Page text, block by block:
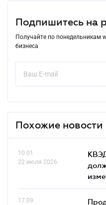
Подпишитесь на
Получайте по понедельникам
бизнеса
Похожие новости
10.01
22 июля 2026
17.09